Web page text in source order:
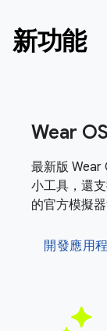
新功能
Wear
最新版 Wear
小工具，還
的官方模擬
開發應用